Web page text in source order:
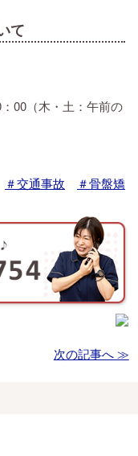
て
00（木・土：午前の
＃交通事故
＃骨盤矯
次の記事へ ≫